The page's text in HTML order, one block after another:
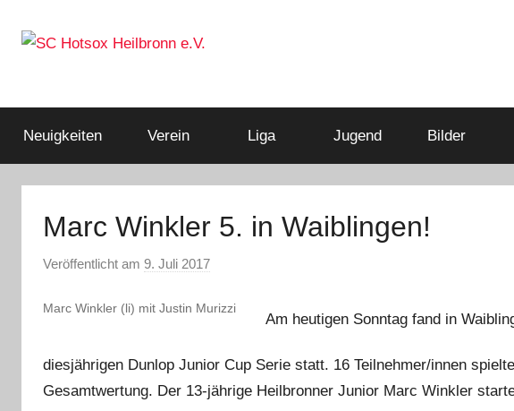
Inhalt
Hotsox
Heilbronn
e.V.
Neuigkeiten Verein Liga Jugend Bilder
Marc Winkler 5. in Waiblingen!
Veröffentlicht am 9. Juli 2017
n
Marc Winkler (li) mit Justin Murizzi
Am heutigen Sonntag fand in
diesjährigen Dunlop Junior Cup Serie statt. 16 Teilnehmer/innen
Gesamtwertung. Der 13-jährige Heilbronner Junior Marc Winkler